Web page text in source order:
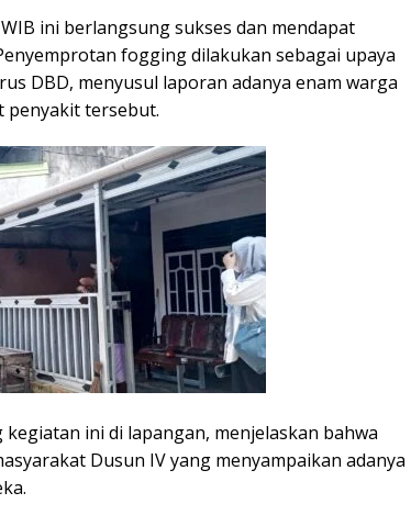
ini berlangsung sukses dan mendapat
fogging dilakukan sebagai upaya
DBD, menyusul laporan adanya enam warga
penyakit tersebut.
ini di lapangan, menjelaskan bahwa
Dusun IV yang menyampaikan adanya